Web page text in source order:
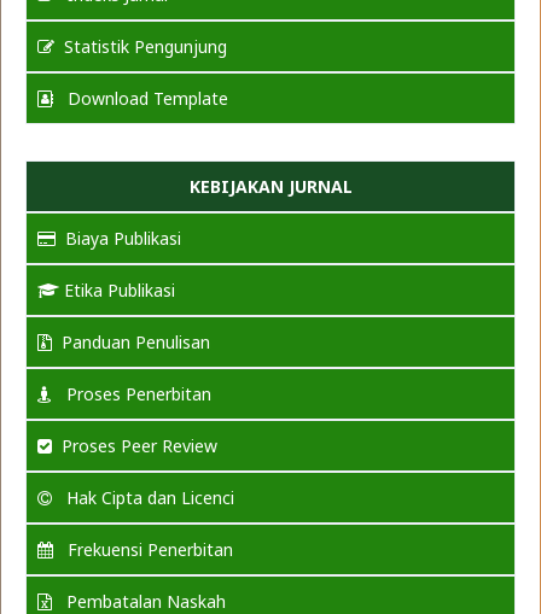
Statistik Pengunjung
Download Template
KEBIJAKAN JURNAL
Biaya Publikasi
Etika Publikasi
Panduan Penulisan
Proses Penerbitan
Proses Peer Review
Hak Cipta dan Licenci
Frekuensi Penerbitan
Pembatalan Naskah